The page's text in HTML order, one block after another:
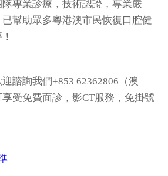
專業診療，技術認證，專業嚴
幫助眾多粵港澳市民恢復口腔健
諮詢我們+853 62362806（澳
受免費面診，影CT服務，免掛號